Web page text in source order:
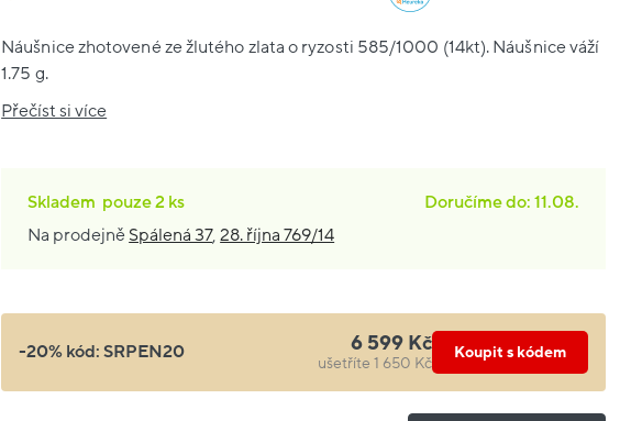
Náušnice zhotovené ze žlutého zlata o ryzosti 585/1000 (14kt). Náušnice váží
1.75 g.
Přečíst si více
Skladem pouze2 ks
Doručíme do: 11.08.
Na prodejně Spálená 37,28. října 769/14
-20% kód:SRPEN20 6 599 Kč
ušetříte 1 650 Kč
Koupit s kódem